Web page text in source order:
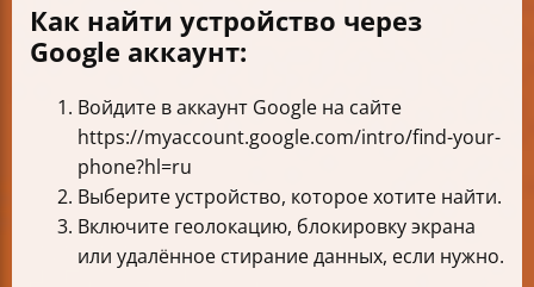
Как найти устройство через
Google аккаунт:
Войдите в аккаунт Google на сайте
https://myaccount.google.com/intro/find-your-
phone?hl=ru
Выберите устройство, которое хотите найти.
Включите геолокацию, блокировку экрана
или удалённое стирание данных, если нужно.